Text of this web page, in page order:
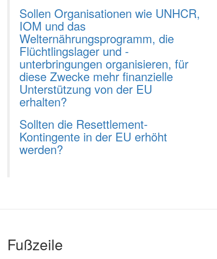
Sollen Organisationen wie UNHCR,
IOM und das
Welternährungsprogramm, die
Flüchtlingslager und -
unterbringungen organisieren, für
diese Zwecke mehr finanzielle
Unterstützung von der EU
erhalten?
Sollten die Resettlement-
Kontingente in der EU erhöht
werden?
Fußzeile